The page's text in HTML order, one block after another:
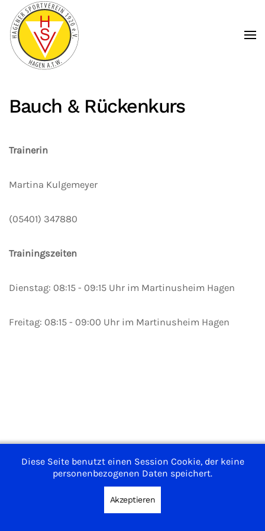
Zum Hauptinhalt springen
Bauch & Rückenkurs
Trainerin
Martina Kulgemeyer
(05401) 347880
Trainingszeiten
Dienstag: 08:15 - 09:15 Uhr im Martinusheim Hagen
Freitag: 08:15 - 09:00 Uhr im Martinusheim Hagen
Nutzungsbedingungen
Diese Seite benutzt einen Session Cookie, der keine
personenbezogenen Daten speichert.
Akzeptieren